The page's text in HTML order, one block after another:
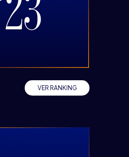
VER RANKING